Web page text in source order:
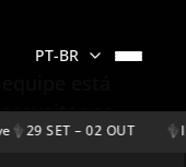
PT-BR
29 SET – 02 OUT
está
ao